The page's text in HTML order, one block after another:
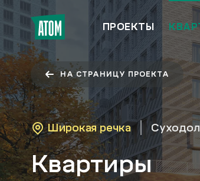
ПРОЕКТЫ
НА СТРАНИЦУ ПРОЕКТА
Широкая речка
Квартиры